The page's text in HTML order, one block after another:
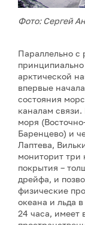
Фото: Сергей
Параллельно с
арктической
впервые
состояния
каналам
моря
Баренцево) и
Лаптева,
мониторит три
покрытия –
дрейфа, и
физические
океана и льда
24 часа, имеет